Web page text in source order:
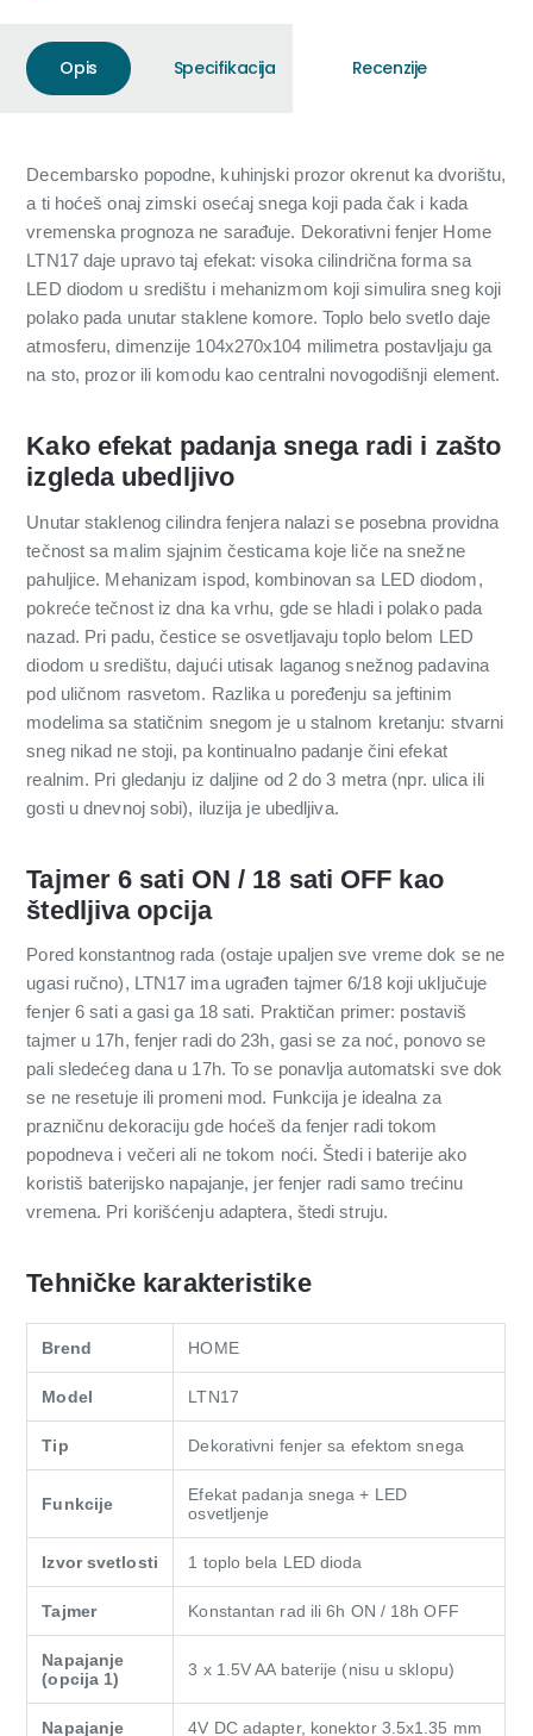
Opis Specifikacija Recenzije
Decembarsko popodne, kuhinjski prozor okrenut ka dvorištu,
a ti hoćeš onaj zimski osećaj snega koji pada čak i kada
vremenska prognoza ne sarađuje. Dekorativni fenjer Home
LTN17 daje upravo taj efekat: visoka cilindrična forma sa
LED diodom u središtu i mehanizmom koji simulira sneg koji
polako pada unutar staklene komore. Toplo belo svetlo daje
atmosferu, dimenzije 104x270x104 milimetra postavljaju ga
na sto, prozor ili komodu kao centralni novogodišnji element.
Kako efekat padanja snega radi i zašto
izgleda ubedljivo
Unutar staklenog cilindra fenjera nalazi se posebna providna
tečnost sa malim sjajnim česticama koje liče na snežne
pahuljice. Mehanizam ispod, kombinovan sa LED diodom,
pokreće tečnost iz dna ka vrhu, gde se hladi i polako pada
nazad. Pri padu, čestice se osvetljavaju toplo belom LED
diodom u središtu, dajući utisak laganog snežnog padavina
pod uličnom rasvetom. Razlika u poređenju sa jeftinim
modelima sa statičnim snegom je u stalnom kretanju: stvarni
sneg nikad ne stoji, pa kontinualno padanje čini efekat
realnim. Pri gledanju iz daljine od 2 do 3 metra (npr. ulica ili
gosti u dnevnoj sobi), iluzija je ubedljiva.
Tajmer 6 sati ON / 18 sati OFF kao
štedljiva opcija
Pored konstantnog rada (ostaje upaljen sve vreme dok se ne
ugasi ručno), LTN17 ima ugrađen tajmer 6/18 koji uključuje
fenjer 6 sati a gasi ga 18 sati. Praktičan primer: postaviš
tajmer u 17h, fenjer radi do 23h, gasi se za noć, ponovo se
pali sledećeg dana u 17h. To se ponavlja automatski sve dok
se ne resetuje ili promeni mod. Funkcija je idealna za
prazničnu dekoraciju gde hoćeš da fenjer radi tokom
popodneva i večeri ali ne tokom noći. Štedi i baterije ako
koristiš baterijsko napajanje, jer fenjer radi samo trećinu
vremena. Pri korišćenju adaptera, štedi struju.
Tehničke karakteristike
Brend HOME
Model LTN17
Tip Dekorativni fenjer sa efektom snega
Funkcije
Efekat padanja snega + LED
osvetljenje
Izvor svetlosti 1 toplo bela LED dioda
Tajmer Konstantan rad ili 6h ON / 18h OFF
Napajanje
(opcija 1)
3 x 1.5V AA baterije (nisu u sklopu)
Napajanje 4V DC adapter, konektor 3.5x1.35 mm